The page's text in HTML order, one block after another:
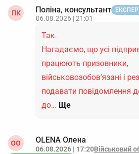
ПК Поліна, консультант
06.08.2026 | 21:01
Так.
Нагадаємо, що усі
працюють призовники,
військовозобов’язані і
подавати повідомлення
до… Ще
ОO OLENA Олена
06.08.2026 | 17:20Військовий